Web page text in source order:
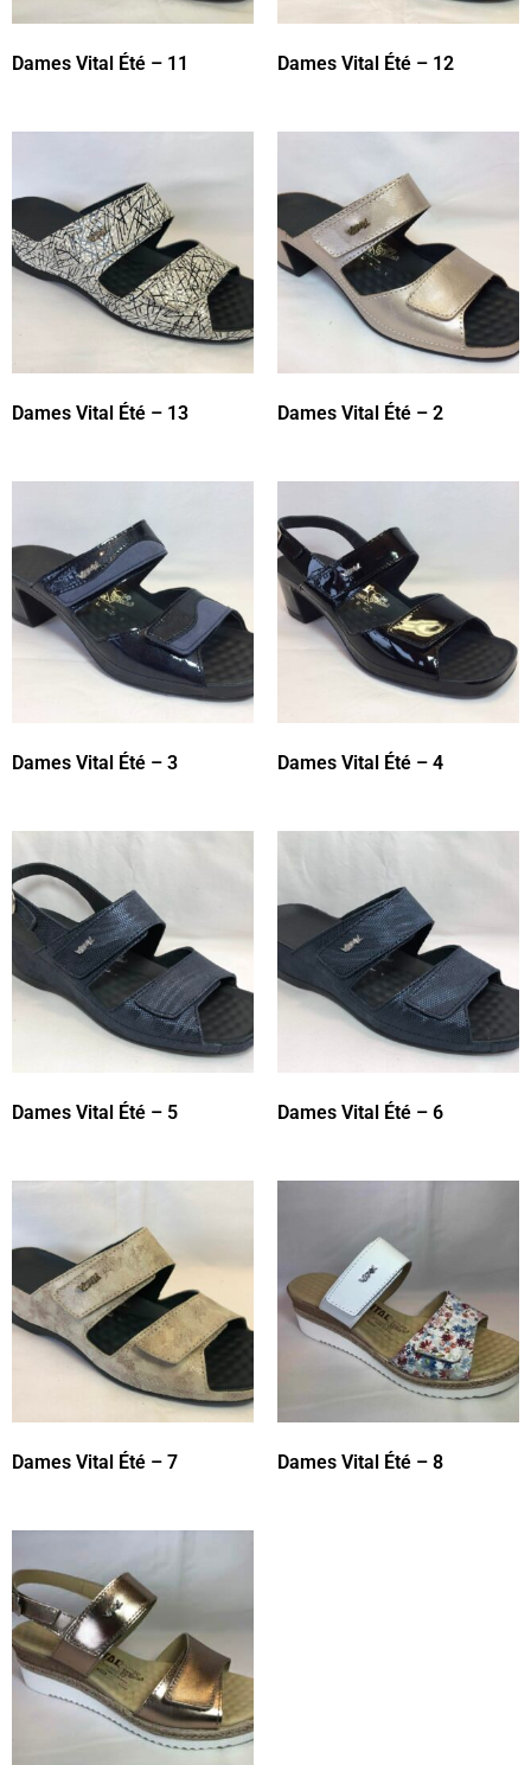
Dames Vital Été – 11 Dames Vital Été – 12
Dames Vital Été – 13 Dames Vital Été – 2
Dames Vital Été – 3 Dames Vital Été – 4
Dames Vital Été – 5 Dames Vital Été – 6
Dames Vital Été – 7 Dames Vital Été – 8